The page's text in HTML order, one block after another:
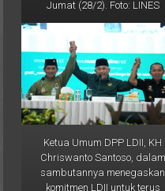
Kemenag RI, Jakarta, pada
Jumat (28/2). Foto: LINES
Ketua Umum DPP LDII, KH
Chriswanto Santoso, dalam